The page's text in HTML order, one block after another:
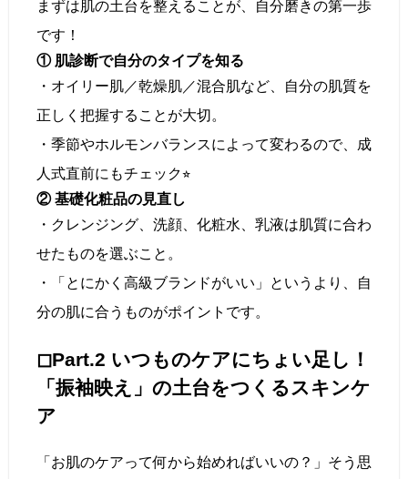
まずは肌の土台を整えることが、自分磨きの第一歩
です！
① 肌診断で自分のタイプを知る
・オイリー肌／乾燥肌／混合肌など、自分の肌質を
正しく把握することが大切。
・季節やホルモンバランスによって変わるので、成
人式直前にもチェック⭐︎
② 基礎化粧品の見直し
・クレンジング、洗顔、化粧水、乳液は肌質に合わ
せたものを選ぶこと。
・「とにかく高級ブランドがいい」というより、自
分の肌に合うものがポイントです。
◻︎Part.2 いつものケアにちょい足し！
「振袖映え」の土台をつくるスキンケ
ア
「お肌のケアって何から始めればいいの？」そう思